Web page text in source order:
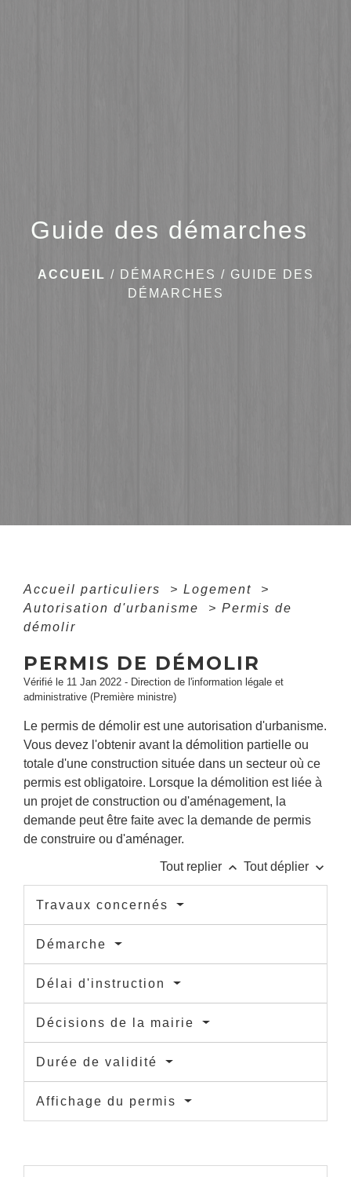
Guide des démarches
ACCUEIL / DÉMARCHES / GUIDE DES
DÉMARCHES
Accueil particuliers > Logement
>
Autorisation d'urbanisme
> Permis de
démolir
PERMIS DE DÉMOLIR
Vérifié le 11 Jan 2022 - Direction de l'information légale et
administrative (Première ministre)
Le permis de démolir est une autorisation d'urbanisme.
Vous devez l'obtenir avant la démolition partielle ou
totale d'une construction située dans un secteur où ce
permis est obligatoire. Lorsque la démolition est liée à
un projet de construction ou d'aménagement, la
demande peut être faite avec la demande de permis
de construire ou d'aménager.
Tout replier keyboard_arrow_up Tout déplier keyboard_arrow_down
Travaux concernés
Démarche
Délai d'instruction
Décisions de la mairie
Durée de validité
Affichage du permis